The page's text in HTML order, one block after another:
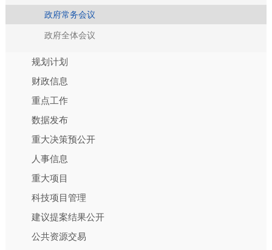
政府常务会议
政府全体会议
规划计划
财政信息
重点工作
数据发布
重大决策预公开
人事信息
重大项目
科技项目管理
建议提案结果公开
公共资源交易